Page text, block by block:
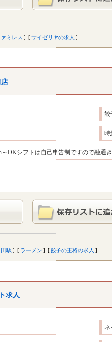
ァミレス サイゼリヤの求人
店
餃
時
OKシフトは自己申告制ですので融通
田駅 ラーメン 餃子の王将の求人
求人
ネ